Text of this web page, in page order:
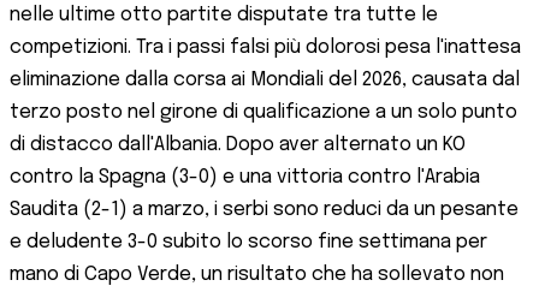
nelle ultime otto partite disputate tra tutte le
competizioni. Tra i passi falsi più dolorosi pesa l'inattesa
eliminazione dalla corsa ai Mondiali del 2026, causata dal
terzo posto nel girone di qualificazione a un solo punto
di distacco dall'Albania. Dopo aver alternato un KO
contro la Spagna (3-0) e una vittoria contro l'Arabia
Saudita (2-1) a marzo, i serbi sono reduci da un pesante
e deludente 3-0 subito lo scorso fine settimana per
mano di Capo Verde, un risultato che ha sollevato non